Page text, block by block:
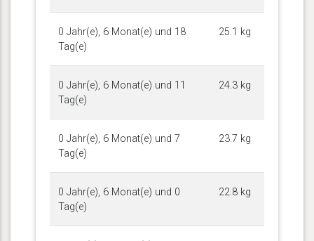
0 Jahr(e), 6 Monat(e) und 18
Tag(e)
25.1 kg
0 Jahr(e), 6 Monat(e) und 11
Tag(e)
24.3 kg
0 Jahr(e), 6 Monat(e) und 7
Tag(e)
23.7 kg
0 Jahr(e), 6 Monat(e) und 0
Tag(e)
22.8 kg